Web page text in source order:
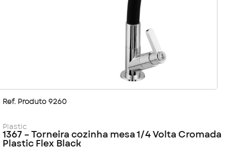
Ref. Produto 9260
Plastic
1367 – Torneira cozinha mesa 1/4 Volta Cromada
Plastic Flex Black